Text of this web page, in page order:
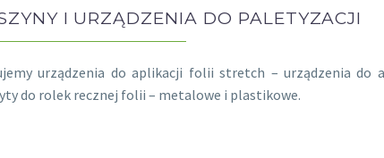
I URZĄDZENIA DO PALETYZACJI
urządzenia do aplikacji folii stretch – urządzenia do
do rolek recznej folii – metalowe i plastikowe.